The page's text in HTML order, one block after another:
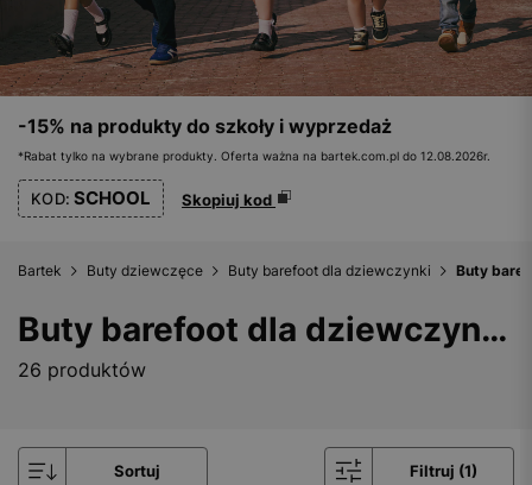
-15% na produkty do szkoły i wyprzedaż
*Rabat tylko na wybrane produkty. Oferta ważna na bartek.com.pl do 12.08.2026r.
KOD: SCHOOL Skopiuj kod
Bartek Buty dziewczęce Buty barefoot dla dziewczynki Buty
Buty barefoot dla dziewczynki - rozmiar 26
26 produktów
Sortuj Filtruj (1)